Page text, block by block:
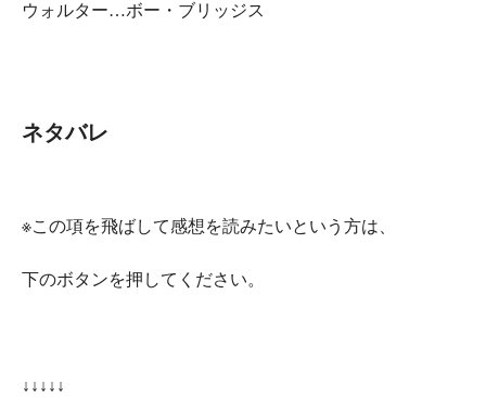
ウォルター…ボー・ブリッジス
ネタバレ
※この項を飛ばして感想を読みたいという方は、
下のボタンを押してください。
↓↓↓↓↓